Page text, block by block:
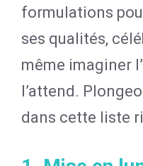
formulations
ses qualités,
même imaginer
l’attend.
dans cette liste